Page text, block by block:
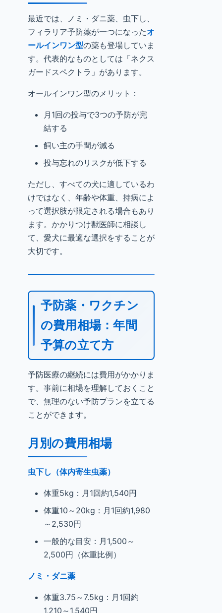
最近では、ノミ・ダニ薬、虫下し、
フィラリア予防薬が一つになったオ
ールインワン型の薬も登場していま
す。代表的なものとしては「ネクス
ガードスペクトラ」があります。
オールインワン型のメリット：
月1回の投与で3つの予防が完
結する
飼い主の手間が減る
投与忘れのリスクが低下する
ただし、すべての犬に適しているわ
けではなく、年齢や体重、持病によ
って選択肢が限定される場合もあり
ます。かかりつけ獣医師に相談し
て、愛犬に最適な選択をすることが
大切です。
予防薬・ワクチン
の費用相場：年間
予算の立て方
予防医療の継続には費用がかかりま
す。事前に相場を理解しておくこと
で、無理のない予防プランを立てる
ことができます。
月別の費用相場
虫下し（体内寄生虫薬）
体重5kg：月1回約1,540円
体重10～20kg：月1回約1,980
～2,530円
一般的な目安：月1,500～
2,500円（体重比例）
ノミ・ダニ薬
体重3.75～7.5kg：月1回約
1,210～1,540円